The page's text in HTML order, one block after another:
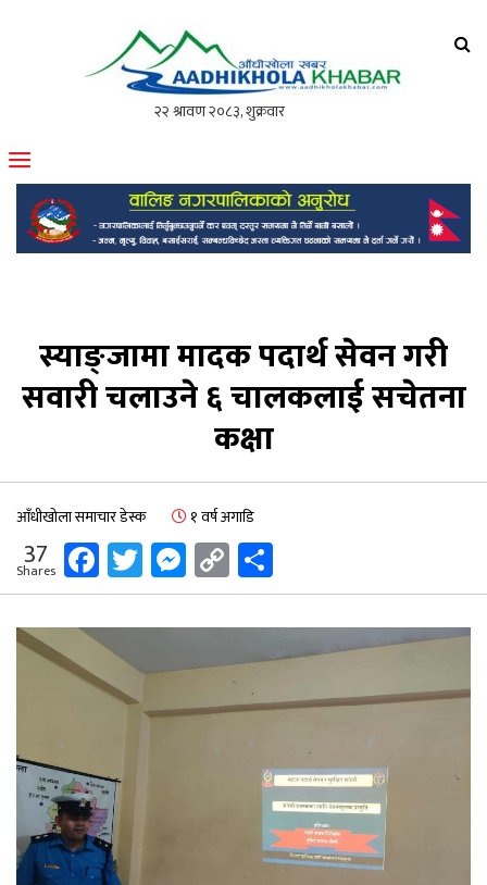
मोफसलकै लोकप्रिय अनलाइन पत्रिका
स्याङ्जामा मादक पदार्थ सेवन गरी
सवारी चलाउने ६ चालकलाई सचेतना
कक्षा
आँधीखोला समाचार डेस्क १ वर्ष अगाडि
37
Shares Facebook
Twitter
Messenger
Copy
Link